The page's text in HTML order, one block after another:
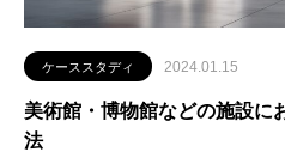
ケーススタディ 2024.01.15
美術館・博物館などの施設に
法